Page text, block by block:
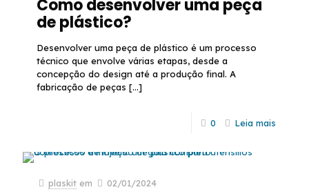
Como desenvolver uma peça
de plástico?
Desenvolver uma peça de plástico é um processo
técnico que envolve várias etapas, desde a
concepção do design até a produção final. A
fabricação de peças […]
0 Leia mais
plaskit em 02/01/2024